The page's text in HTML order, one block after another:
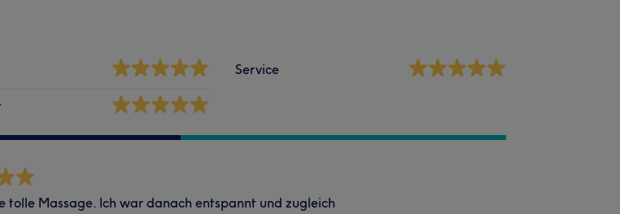
Service
tolle Massage. Ich war danach entspannt und zugleich